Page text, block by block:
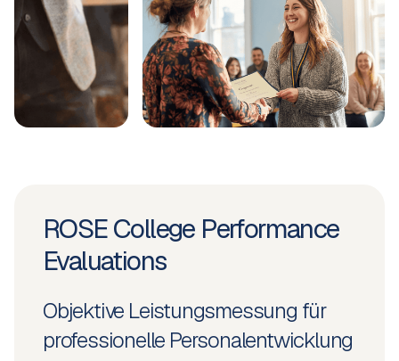
ROSE College Performance
Evaluations
Objektive Leistungsmessung für
professionelle Personalentwicklung